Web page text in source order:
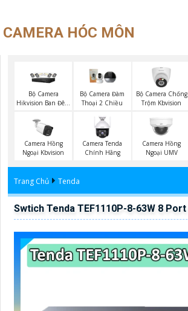
CAMERA HÓC MÔN
Bộ Camera
Hikvision Ban Đêm
Bộ Camera Đàm
Thoại 2 Chiều
Bộ Camera Chống
Trộm Kbvision
Camera Hồng
Ngoại Kbvision
Camera Tenda
Chính Hãng
Camera Hồng
Ngoại UMV
Trang Chủ Tenda
Swtich Tenda TEF1110P-8-63W 8 Port